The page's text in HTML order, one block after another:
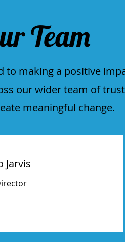
Team
to making a positive
our wider team of
meaningful change.
Jarvis